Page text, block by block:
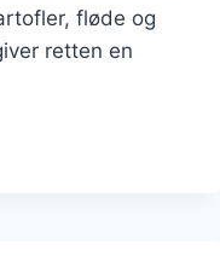
fløde og
retten en